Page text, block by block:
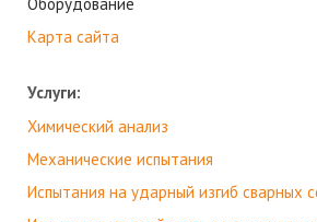
Карта сайта
Услуги:
Химический анализ
Механические испытания
Испытания на ударный изгиб сварных